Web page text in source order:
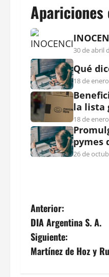
30 de abril
Qué
18 de
la lista
18 de
pymes
26 de
N
a
v
Anterior:
DIA Argentina S. A.
Siguiente:
Martínez de Hoz y